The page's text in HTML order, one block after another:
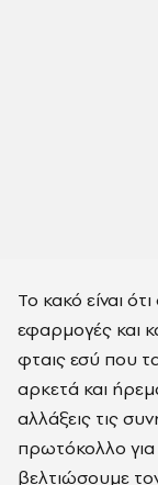
Το κακό είναι
εφαρμογές και
φταις εσύ που
αρκετά και
αλλάξεις τις
πρωτόκολλο για
βελτιώσουμε